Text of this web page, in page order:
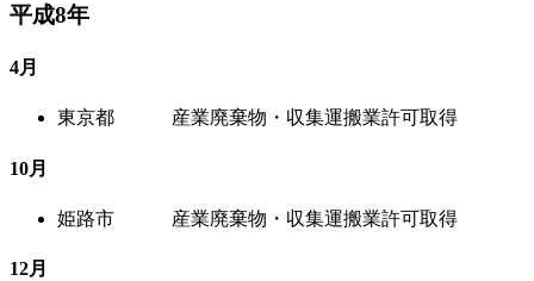
平成8年
4月
東京都 産業廃棄物・収集運搬業許可取得
10月
姫路市 産業廃棄物・収集運搬業許可取得
12月